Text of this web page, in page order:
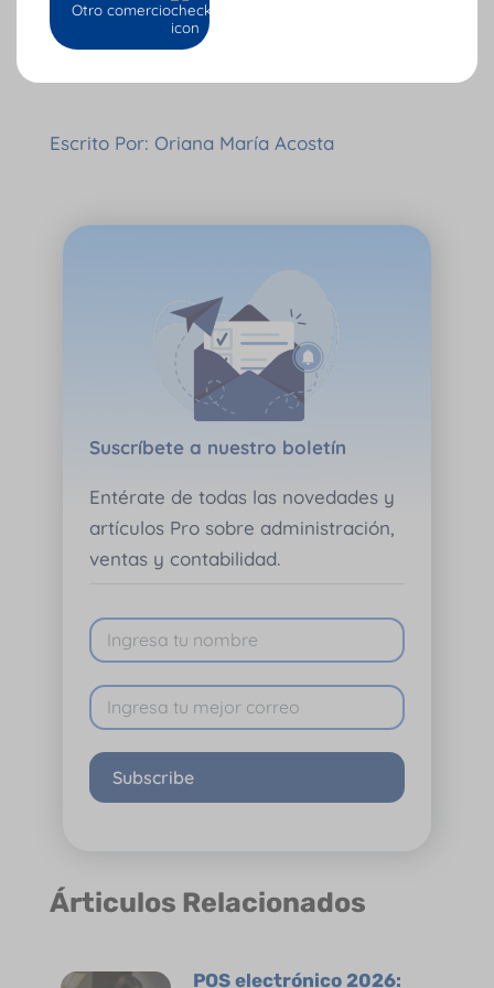
Tu opinión nos importa: califica AQUÍ
Escrito Por: Oriana María Acosta
Suscríbete a nuestro boletín
Entérate de todas las novedades y
artículos Pro sobre administración,
ventas y contabilidad.
Subscribe
Árticulos Relacionados
POS electrónico 2026:
Otro comercio